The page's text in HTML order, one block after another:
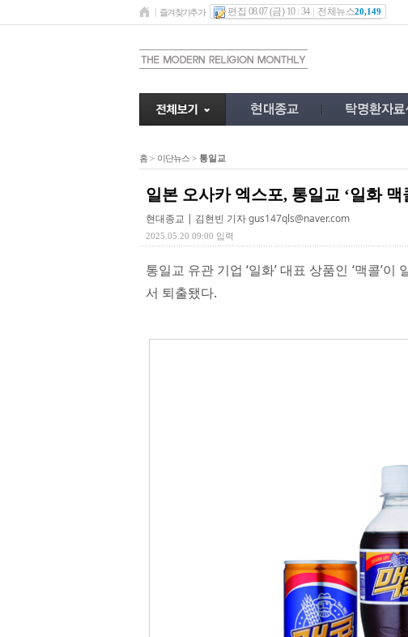
즐겨찾기추가 편집 08.07 (금) 10 : 34 전체뉴스20,149
홈 > 이단뉴스 > 통일교
일본 오사카 엑스포, 통일교 ‘일화 맥
현대종교 | 김현빈 기자gus147qls@naver.com
2025.05.20 09:00 입력
통일교 유관 기업 ‘일화’ 대표 상품인 ‘맥콜’
서 퇴출됐다.